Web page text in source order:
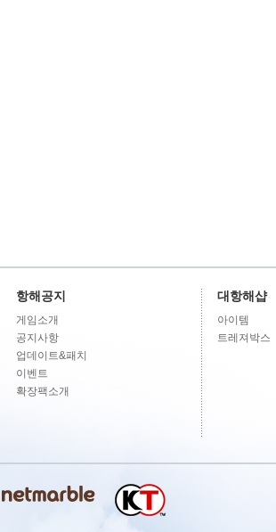
항해공지
게임소개
공지사항
업데이트&패치
이벤트
확장팩소개
대항해샵
아이템
트레져박스